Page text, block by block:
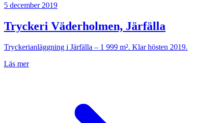
5 december 2019
Tryckeri Väderholmen, Järfälla
Tryckerianläggning i Järfälla – 1 999 m². Klar hösten 2019.
Läs mer